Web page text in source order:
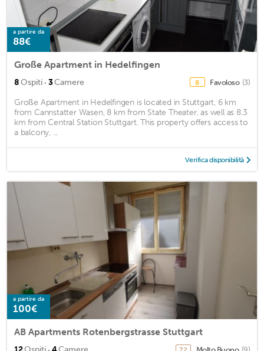
a partire da
88€
Große Apartment in Hedelfingen
8Ospiti · 3Camere 8 Favoloso (3)
Große Apartment in Hedelfingen is located in Stuttgart, 6 km
from Cannstatter Wasen, 8 km from State Theater, as well as 8.3
km from Central Station Stuttgart. This property offers access to
a balcony, ...
Verifica disponibilità
a partire da
100€
AB Apartments Rotenbergstrasse Stuttgart